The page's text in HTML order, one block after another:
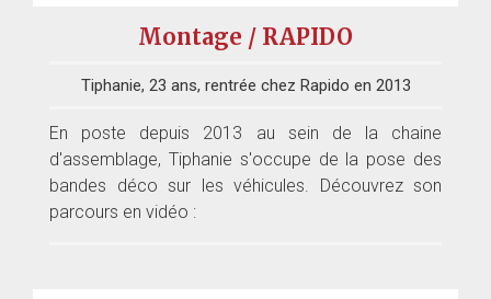
Montage / RAPIDO
Tiphanie, 23 ans, rentrée chez Rapido en 2013
En poste depuis 2013 au sein de la chaine
d'assemblage, Tiphanie s'occupe de la pose des
bandes déco sur les véhicules. Découvrez son
parcours en vidéo :